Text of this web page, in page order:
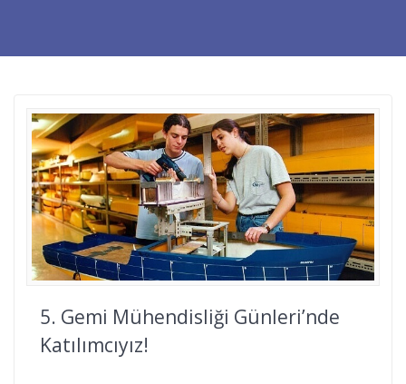
5. Gemi Mühendisliği Günleri’nde
Katılımcıyız!